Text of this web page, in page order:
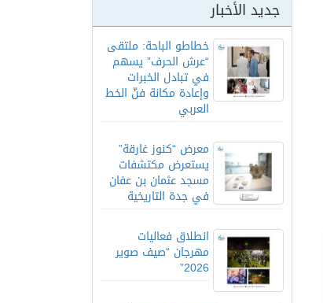
جديد الأخبار
خطاطو الباحة: ملتقى
“عرش الحرف” يسهم
في تبادل الخبرات
وإعادة مكانة فنّ الخط
العربي
معرض “كنوز غارقة”
يستعرض مكتشفات
مسجد عثمان بن عفان
في جدة التاريخية
انطلاق فعاليات
مهرجان “صيف صوير
2026”